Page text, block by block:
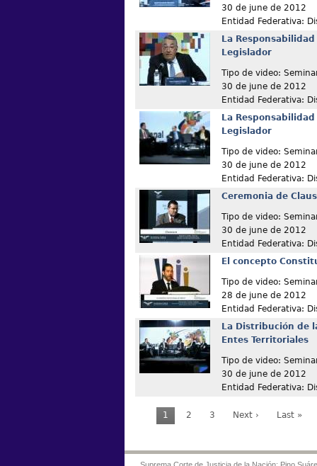
30 de june de 2012
Entidad Federativa:
La
Legislador
Tipo de video:
30 de june de 2012
Entidad Federativa:
La
Legislador
Tipo de video:
30 de june de 2012
Entidad Federativa:
Ceremonia de
Tipo de video:
30 de june de 2012
Entidad Federativa:
El concepto
Tipo de video:
28 de june de 2012
Entidad Federativa:
La Distribución de
Entes Territoriales
Tipo de video:
30 de june de 2012
Entidad Federativa:
1 2 3 Next › Last »